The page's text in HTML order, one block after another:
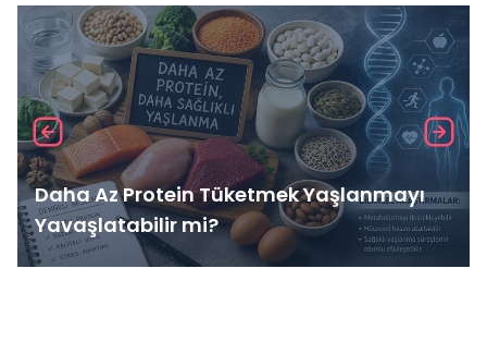
Daha Az Protein Tüketmek Yaşlanmayı
Yavaşlatabilir mi?